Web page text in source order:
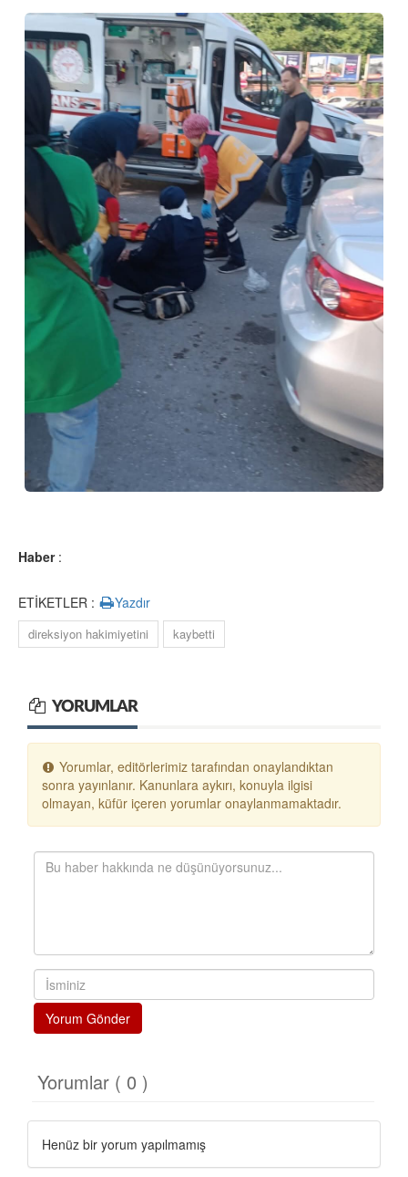
Haber:
ETİKETLER : Yazdır
direksiyon hakimiyetini kaybetti
YORUMLAR
Yorumlar, editörlerimiz tarafından onaylandıktan
sonra yayınlanır. Kanunlara aykırı, konuyla ilgisi
olmayan, küfür içeren yorumlar onaylanmamaktadır.
Yorum Gönder
Yorumlar ( 0 )
Henüz bir yorum yapılmamış